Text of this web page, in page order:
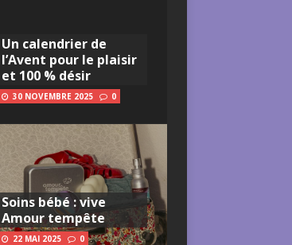
Un calendrier de
l’Avent pour le plaisir
et 100 % désir
30 NOVEMBRE 2025 0
Soins bébé : vive
Amour tempête
22 MAI 2025 0